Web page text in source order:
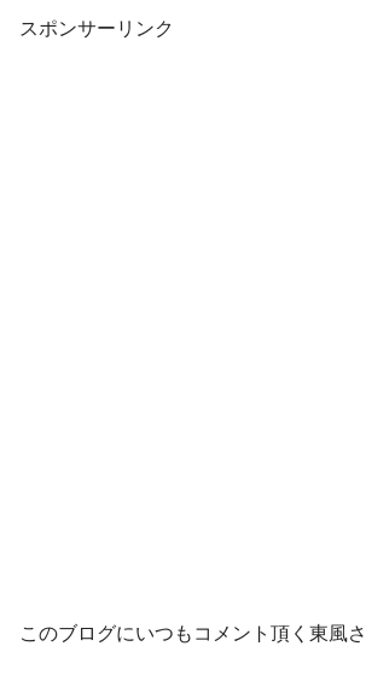
スポンサーリンク
このブログにいつもコメント頂く東風さ